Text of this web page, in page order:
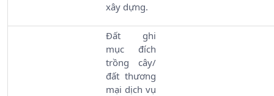
xây dựng.
Đất ghi
mục đích
trồng cây/
đất thương
mại dịch vụ